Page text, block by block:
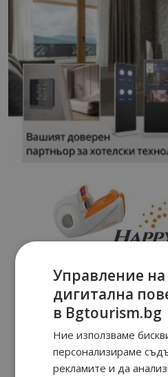
Управление
дигитална
в Bgtourism.bg
Ние използваме
персонализираме
рекламите и да